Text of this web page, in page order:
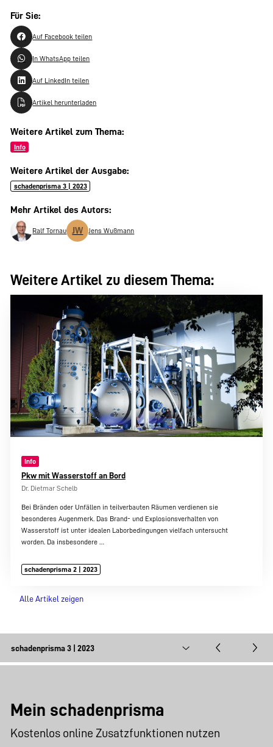
Für Sie:
Auf Facebook teilen
In WhatsApp teilen
Auf LinkedIn teilen
Artikel herunterladen
Weitere Artikel zum Thema:
Info
Weitere Artikel der Ausgabe:
schadenprisma 3 | 2023
Mehr Artikel des Autors:
Ralf Tornau JW Jens Wußmann
Weitere Artikel zu diesem Thema:
Info
Pkw mit Wasserstoff an Bord
Dr. Dietmar Schelb
Bei Bränden oder Unfällen in teilverbauten Räumen verdienen sie
besonderes Augenmerk. Das Brand- und Explosionsverhalten von
Wasserstoff ist unter idealen Laborbedingungen vielfach untersucht
worden. Da insbesondere
schadenprisma 2 | 2023
Alle Artikel zeigen
Mein schadenprisma
Kostenlos online Zusatzfunktionen nutzen